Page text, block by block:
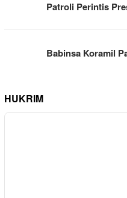
Patroli Perintis
Babinsa Koramil
HUKRIM